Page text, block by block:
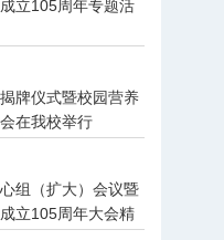
立105周年专题活
牌仪式暨校园营养
在我校举行
组（扩大）会议暨
立105周年大会精